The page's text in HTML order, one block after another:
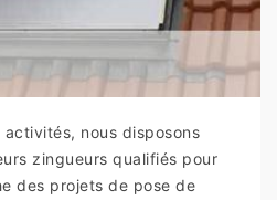
nous disposons
zingueurs qualifiés pour
des projets de pose de